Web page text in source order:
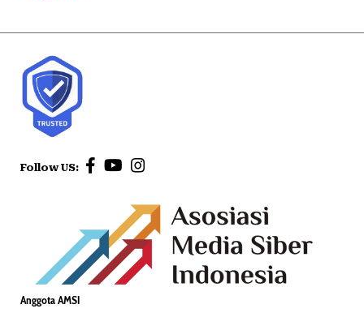
Follow US:
Anggota AMSI